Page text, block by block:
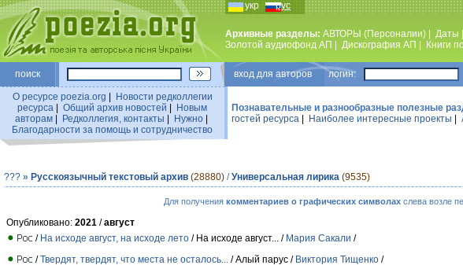
укр рус
Архивные разделы: АВТОРЫ (Персоналии) Даты
Золотой аудиофонд АП
Дискография АП Книги
поиск вход для авторов логин:
О ресурсе poezia.org
Новости редколлегии
ресурса
Общий архив новостей
Новым
авторам| Редколлегия, контакты Нужно|
Благодарности за помощь и сотрудничество
Познавательные и разнообразные полезные
гостей ресурса
Наиболее интересные проекты
??? » Русскоязычный текстовый архив (28880) /Универсальная лирика (9535)
Для получения комментариев о графических символахслева возле
Опубликовано: 2021 /август
/ На исходе август, на исходе лето / На исходе август... / Мария Сакали /
/Твердят, твердят, что места не осталось... / Алый парус / Виктория Тищенко /